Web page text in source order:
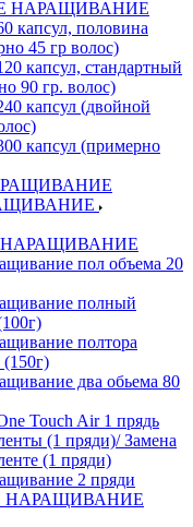
НАРАЩИВАНИЕ
капсул, половина
45 гр волос)
капсул, стандартный
90 гр. волос)
капсул (двойной
капсул (примерно
пол объема 20
полный
полтора
(150г)
два обьема 80
Touch Air 1 прядь
(1 пряди)/ Замена
(1 пряди)
2 пряди